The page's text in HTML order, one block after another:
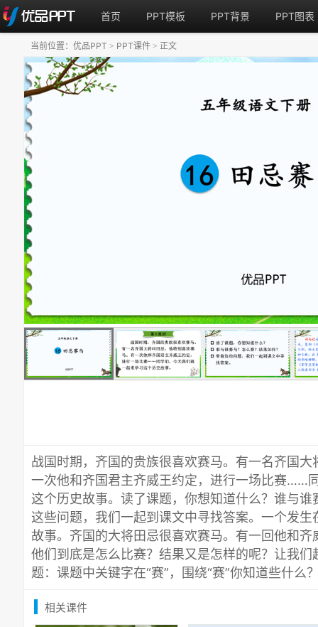
首页 PPT模板 PPT背景 PPT图表
战国时期，齐国的贵族很喜欢赛马。有一名齐国
一次他和齐国君主齐威王约定，进行一场比赛……
这个历史故事。读了课题，你想知道什么？谁与
这些问题，我们一起到课文中寻找答案。一个发
故事。齐国的大将田忌很喜欢赛马。有一回他和
他们到底是怎么比赛？结果又是怎样的呢？让我
题：课题中关键字在“赛”，围绕“赛”你知道些什么
当前位置： 优品PPT > PPT课件 > 正文
相关课件